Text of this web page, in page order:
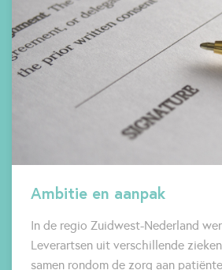
Ambitie en aanpak
In de regio Zuidwest-Nederland
Leverartsen uit verschillende
samen rondom de zorg aan